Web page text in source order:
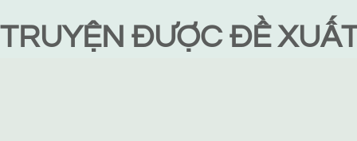
TRUYỆN ĐƯỢC ĐỀ